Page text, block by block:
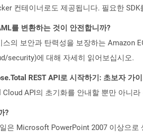
컨테이너로도 제공됩니다. 필요한
를 변환하는 것이 안전합니까?
의 보안과 탄력성을 보장하는 Amazon
security)에 대해 자세히 읽어보십시오.
REST API로 시작하기: 초보자 가
API의 초기화를 안내할 뿐만 아니
?
은 Microsoft PowerPoint 2007 이상으